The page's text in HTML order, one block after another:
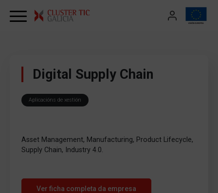
Digital Supply Chain
Aplicacións de xestión
Asset Management, Manufacturing, Product Lifecycle,
Supply Chain, Industry 4.0.
Ver ficha completa da empresa